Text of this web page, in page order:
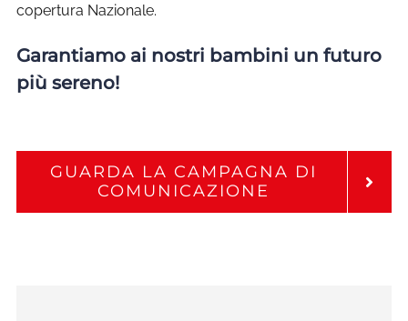
copertura Nazionale.
Garantiamo ai nostri bambini un futuro
più sereno!
GUARDA LA CAMPAGNA DI
COMUNICAZIONE